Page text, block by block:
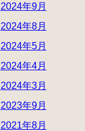
2024年9月
2024年8月
2024年5月
2024年4月
2024年3月
2023年9月
2021年8月